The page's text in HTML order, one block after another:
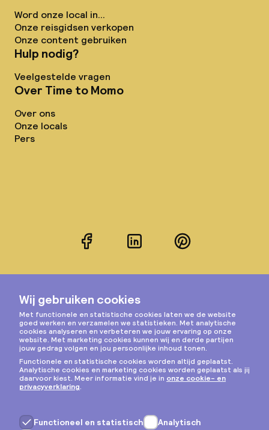
Word onze local in...
Onze reisgidsen verkopen
Onze content gebruiken
Hulp nodig?
Veelgestelde vragen
Over Time to Momo
Over ons
Onze locals
Pers
FacebookLinkedInPinterest
Instagram
Privacy & cookies
Algemene voorwaarden